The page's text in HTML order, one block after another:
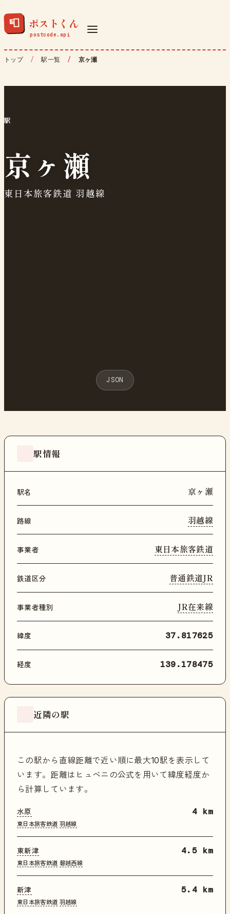
📮 ポストくん
トップ 駅一覧 京ヶ瀬
駅
京ヶ瀬
東日本旅客鉄道 羽越線
JSON
駅情報
駅名 京ヶ瀬
路線 羽越線
事業者 東日本旅客鉄道
鉄道区分 普通鉄道JR
事業者種別 JR在来線
緯度 37.817625
経度 139.178475
近隣の駅
この駅から直線距離で近い順に最大10駅を表示して
います。距離はヒュベニの公式を用いて緯度経度か
ら計算しています。
水原
東日本旅客鉄道 羽越線
4 km
東新津
東日本旅客鉄道 磐越西線
4.5 km
新津
東日本旅客鉄道 羽越線
5.4 km